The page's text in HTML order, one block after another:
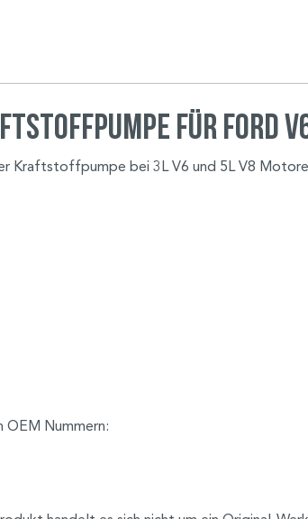
für Ford
Kraftstoffpumpe bei 3L V6 und 5L V8
Nummern: